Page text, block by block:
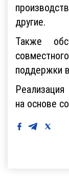
другие.
Также
поддержки
на основе